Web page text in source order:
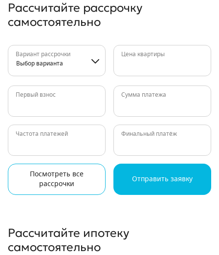
Рассчитайте рассрочку
самостоятельно
Вариант рассрочки
Выбор варианта
Цена квартиры
Первый взнос Сумма платежа
Частота платежей Финальный платёж
Посмотреть все
рассрочки
Отправить заявку
Рассчитайте ипотеку
самостоятельно